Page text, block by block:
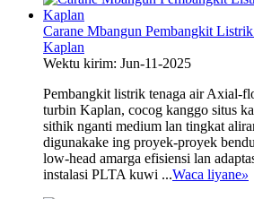
Carane Mbangun Pembangkit
Kaplan
Wektu kirim: Jun-11-2025
Pembangkit listrik tenaga air Axial-
turbin Kaplan, cocog kanggo situs
sithik nganti medium lan tingkat
digunakake ing proyek-proyek
low-head amarga efisiensi lan
instalasi PLTA kuwi ...Waca liyane»